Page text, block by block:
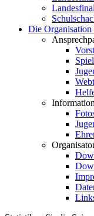
Die